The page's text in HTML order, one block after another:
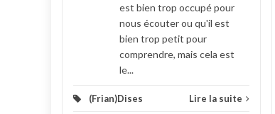
est bien trop occupé pour
nous écouter ou qu'il est
bien trop petit pour
comprendre, mais cela est
le...
(Frian)Dises Lire la suite